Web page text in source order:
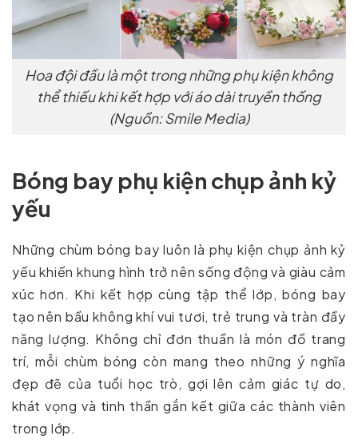
Hoa đội đầu là một trong những phụ kiện không
thể thiếu khi kết hợp với áo dài truyền thống
(Nguồn: Smile Media)
Bóng bay phụ kiện chụp ảnh kỷ
yếu
Những chùm bóng bay luôn là phụ kiện chụp ảnh kỷ
yếu khiến khung hình trở nên sống động và giàu cảm
xúc hơn. Khi kết hợp cùng tập thể lớp, bóng bay
tạo nên bầu không khí vui tươi, trẻ trung và tràn đầy
năng lượng. Không chỉ đơn thuần là món đồ trang
trí, mỗi chùm bóng còn mang theo những ý nghĩa
đẹp đẽ của tuổi học trò, gợi lên cảm giác tự do,
khát vọng và tinh thần gắn kết giữa các thành viên
trong lớp.